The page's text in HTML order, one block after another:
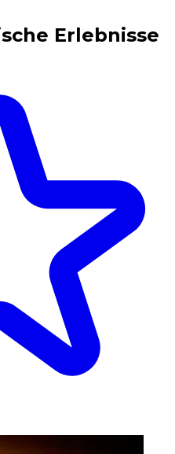
Erlebnisse:Erlebnisse